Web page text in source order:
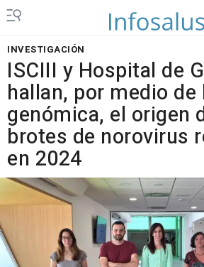
INVESTIGACIÓN
ISCIII y Hospital de
hallan, por medio de
genómica, el origen
brotes de norovirus
en 2024